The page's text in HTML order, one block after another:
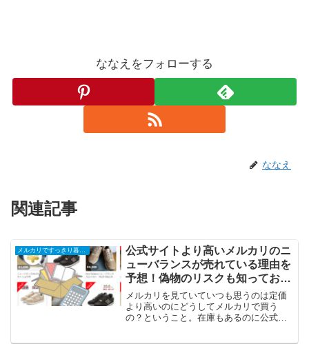
ななえをフォローする
ななえ
関連記事
メルカリですっきり暮らす
公式サイトより高いメルカリのニ
ューバランスが売れている理由を
予想！偽物のリスクも知っておこ
う
メルカリを見ていていつも思うのは定価
より高いのにどうしてメルカリで買う
の？ということ。在庫もあるのに公式サ